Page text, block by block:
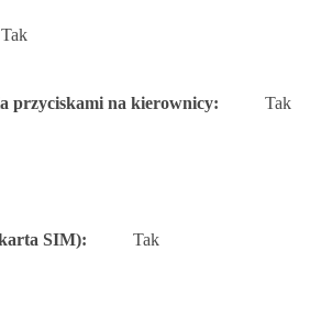
Tak
przyciskami na kierownicy: Tak
SIM): Tak